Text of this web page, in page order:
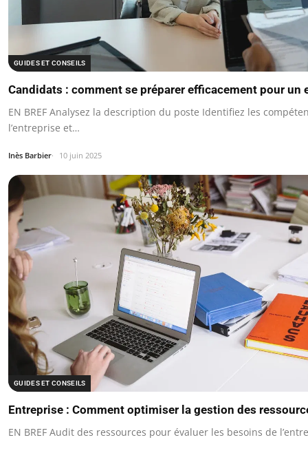
GUIDES ET CONSEILS
Candidats : comment se préparer efficacement pour un
EN BREF Analysez la description du poste Identifiez les
l’entreprise et…
Inès Barbier 10 juin 2025
GUIDES ET CONSEILS
Entreprise : Comment optimiser la gestion des
EN BREF Audit des ressources pour évaluer les besoins de